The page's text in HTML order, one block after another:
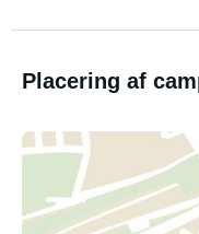
Placering af